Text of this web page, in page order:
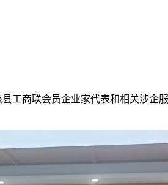
工商联会员企业家代表和相关涉企